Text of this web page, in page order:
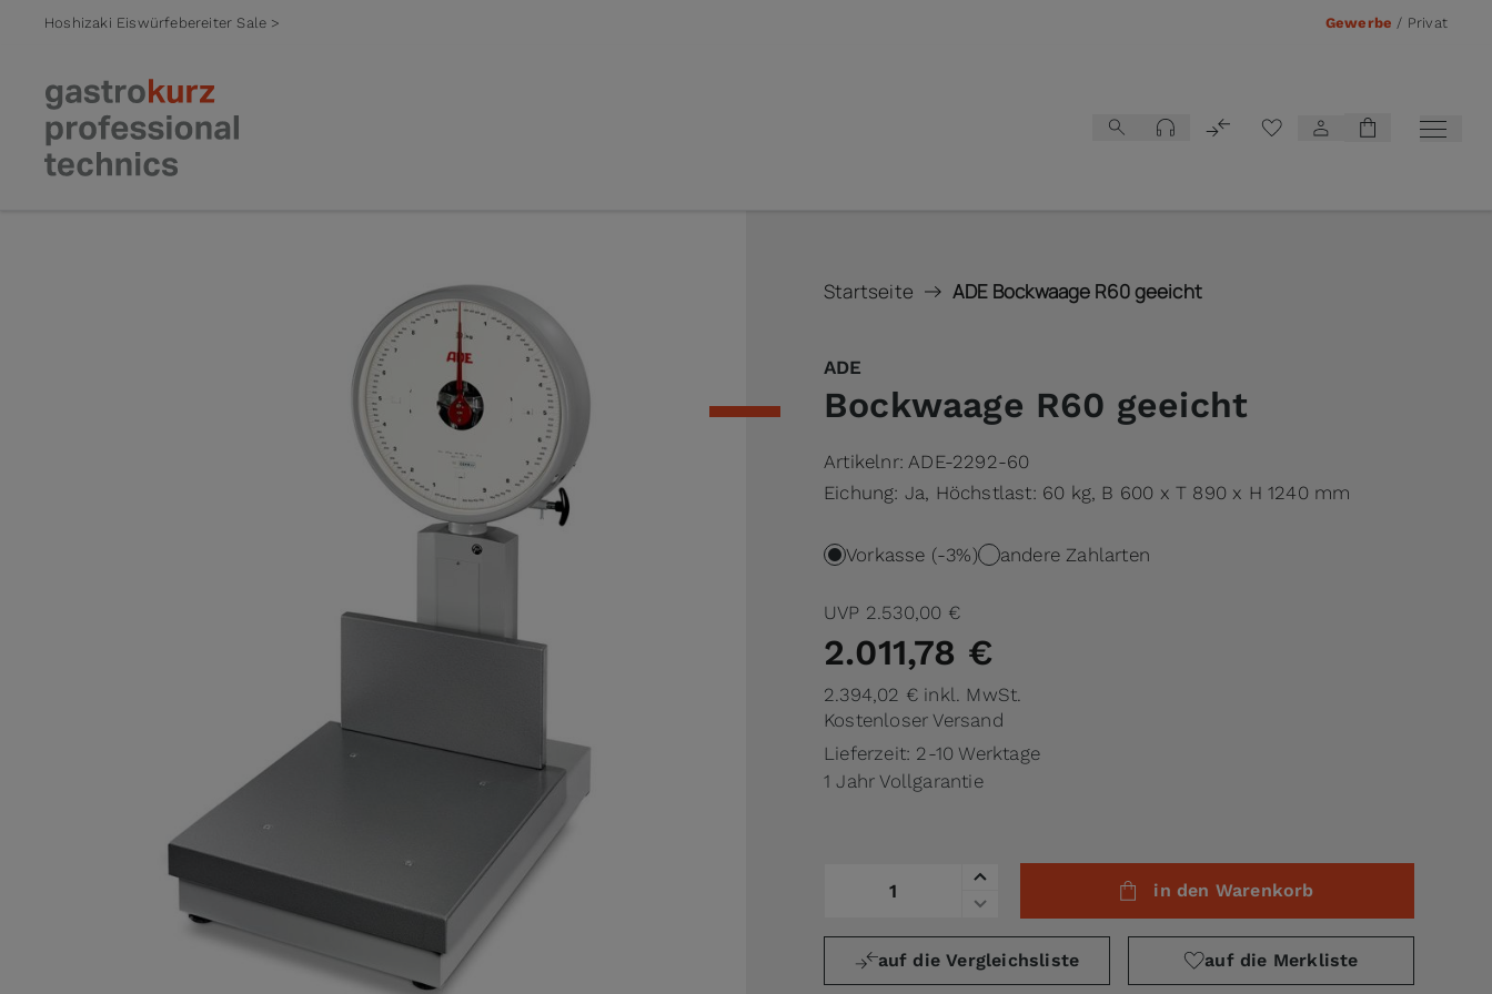
Hoshizaki Eiswürfebereiter Sale > Gewerbe / Privat
Startseite ADE Bockwaage R60 geeicht
ADE
Bockwaage R60 geeicht
Artikelnr:ADE-2292-60
Eichung: Ja, Höchstlast: 60 kg, B 600 x T 890 x H 1240 mm
Vorkasse (-3%) andere Zahlarten
UVP 2.530,00 €
2.011,78 €
2.394,02 € inkl. MwSt.
Kostenloser Versand
Lieferzeit: 2-10 Werktage
1 Jahr Vollgarantie
in den Warenkorb
auf die Vergleichsliste auf die Merkliste